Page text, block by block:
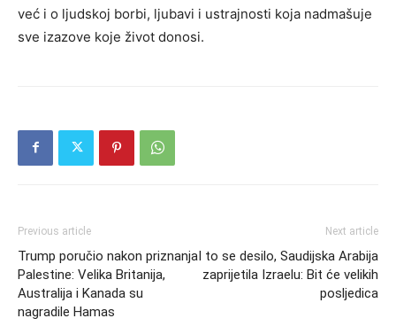
već i o ljudskoj borbi, ljubavi i ustrajnosti koja nadmašuje
sve izazove koje život donosi.
Previous article
Trump poručio nakon priznanja
Palestine: Velika Britanija,
Australija i Kanada su
nagradile Hamas
Next article
I to se desilo, Saudijska Arabija
zaprijetila Izraelu: Bit će velikih
posljedica